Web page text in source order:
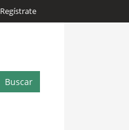
Regístrate